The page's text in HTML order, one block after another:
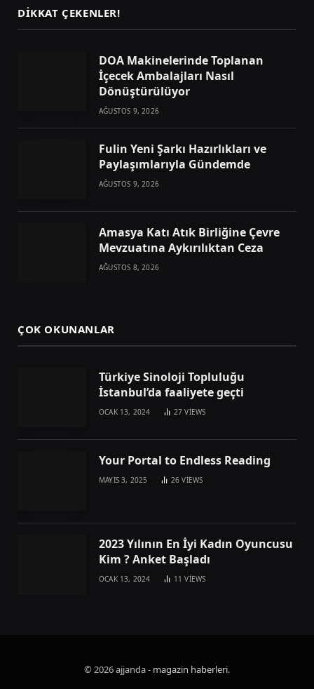
DIKKAT ÇEKENLER!
DOA Makinelerinde Toplanan
İçecek Ambalajları Nasıl
Dönüştürülüyor
AĞUSTOS 9, 2026
Fulin Yeni Şarkı Hazırlıkları ve
Paylaşımlarıyla Gündemde
AĞUSTOS 9, 2026
Amasya Katı Atık Birliğine Çevre
Mevzuatına Aykırılıktan Ceza
AĞUSTOS 8, 2026
ÇOK OKUNANLAR
Türkiye Sinoloji Topluluğu
İstanbul’da faaliyete geçti
OCAK 13, 2024 27VIEWS
Your Portal to Endless Reading
MAYIS 3, 2025 26VIEWS
2023 Yılının En İyi Kadın Oyuncusu
Kim ? Anket Başladı
OCAK 13, 2024 11VIEWS
© 2026 ajjanda - magazin haberleri.